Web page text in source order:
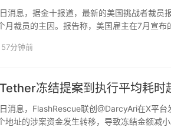
消息，据金十报道，最新的美国挑战者裁员
月裁员的主因。报告称，美国雇主在7月宣
57分钟前
冻结提案到执行平均耗
消息，FlashRescue联创@DarcyAri在X平
地址的涉案资金发生转移，导致冻结金额减